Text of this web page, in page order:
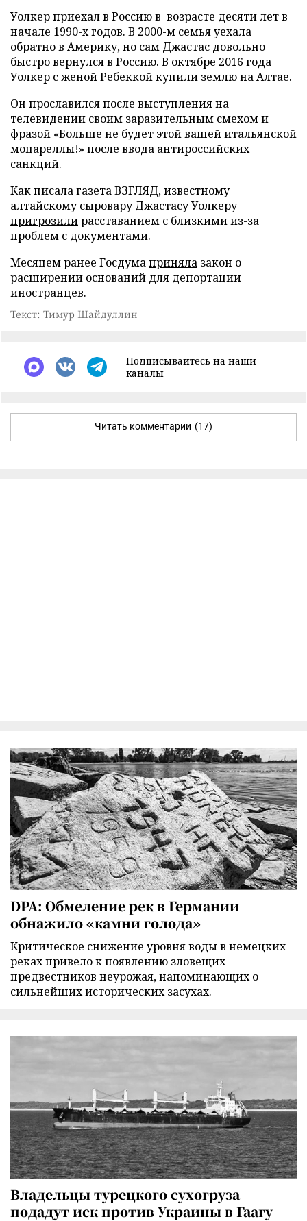
Уолкер приехал в Россию в возрасте десяти лет в
начале 1990-х годов. В 2000-м семья уехала
обратно в Америку, но сам Джастас довольно
быстро вернулся в Россию. В октябре 2016 года
Уолкер с женой Ребеккой купили землю на Алтае.
Он прославился после выступления на
телевидении своим заразительным смехом и
фразой «Больше не будет этой вашей итальянской
моцареллы!» после ввода антироссийских
санкций.
Как писала газета ВЗГЛЯД, известному
алтайскому сыровару Джастасу Уолкеру
пригрозилирасставанием с близкими из-за
проблем с документами.
Месяцем ранее Госдумаприняла закон о
расширении оснований для депортации
иностранцев.
Текст: Тимур Шайдуллин
Подписывайтесь на наши
каналы
Читать комментарии (17)
DPA: Обмеление рек в Германии
обнажило «камни голода»
Критическое снижение уровня воды в немецких
реках привело к появлению зловещих
предвестников неурожая, напоминающих о
сильнейших исторических засухах.
Владельцы турецкого сухогруза
подадут иск против Украины в Гаагу